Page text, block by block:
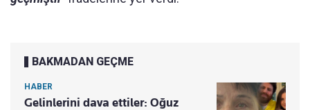
BAKMADAN GEÇME
HABER
Gelinlerini dava ettiler: Oğuz